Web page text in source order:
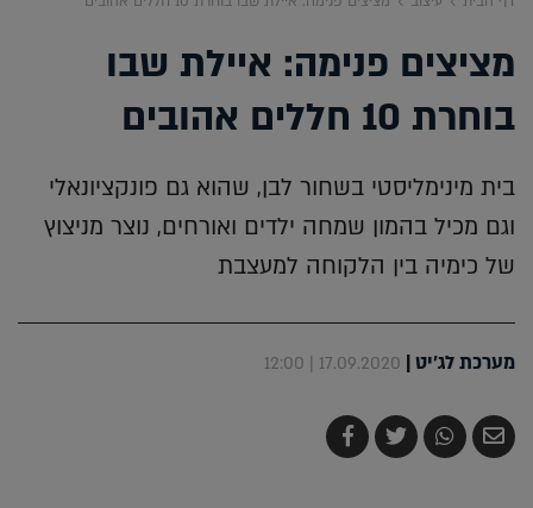
מציצים פנימה: איילת שבו
בוחרת 10 חללים אהובים
בית מינימליסטי בשחור לבן, שהוא גם פונקציונאלי
וגם מכיל בהמון שמחה ילדים ואורחים, נוצר מניצוץ
של כימיה בין הלקוחה למעצבת
מערכת לג'יט|
17.09.2020 | 12:00
שלח
בדואר
שתף
ב-
צייץ
ב-
שתף
ב-